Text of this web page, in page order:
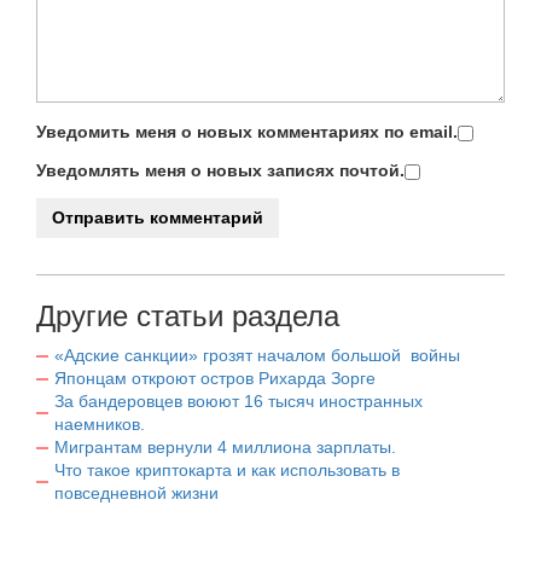
Уведомить меня о новых комментариях по email.
Уведомлять меня о новых записях почтой.
Другие статьи раздела
«Адские санкции» грозят началом большой войны
Японцам откроют остров Рихарда Зорге
За бандеровцев воюют 16 тысяч иностранных
наемников.
Мигрантам вернули 4 миллиона зарплаты.
Что такое криптокарта и как использовать в
повседневной жизни